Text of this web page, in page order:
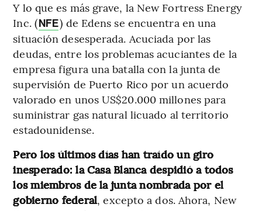
Y lo que es más grave, la New Fortress Energy
Inc. (NFE) de Edens se encuentra en una
situación desesperada. Acuciada por las
deudas, entre los problemas acuciantes de la
empresa figura una batalla con la junta de
supervisión de Puerto Rico por un acuerdo
valorado en unos US$20.000 millones para
suministrar gas natural licuado al territorio
estadounidense.
Pero los últimos días han traído un giro
inesperado: la Casa Blanca despidió a todos
los miembros de la junta nombrada por el
gobierno federal, excepto a dos. Ahora, New